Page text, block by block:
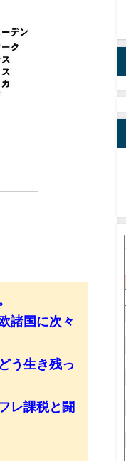
諸国に次々
う生き残っ
レ課税と闘